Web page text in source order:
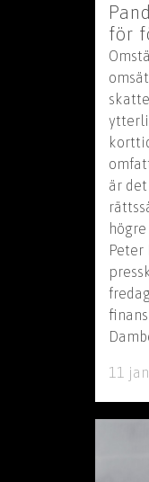
för
är
Peter
11